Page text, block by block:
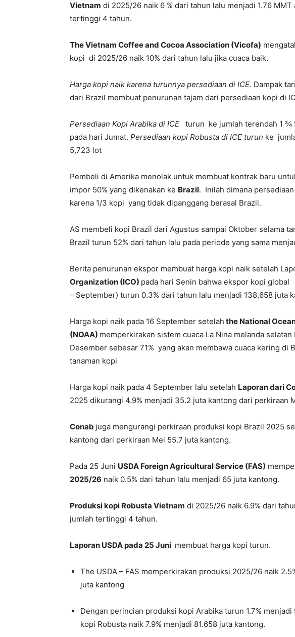
Vietnam di 2025/26 naik 6 % dari tahun lalu menjadi 1.76
tertinggi 4 tahun.
The Vietnam Coffee and Cocoa Association (Vicofa)
kopi di 2025/26 naik 10% dari tahun lalu jika cuaca baik.
Harga kopi naik karena turunnya persediaan di ICE. Dampak
dari Brazil membuat penurunan tajam dari persediaan kopi di
Persediaan Kopi Arabika di ICE
turun ke jumlah terendah 1 ¾
pada hari Jumat. Persediaan kopi Robusta di ICE turun ke
5,723 lot
Pembeli di Amerika menolak untuk membuat kontrak baru
impor 50% yang dikenakan ke Brazil. Inilah dimana
karena 1/3 kopi yang tidak dipanggang berasal Brazil.
AS membeli kopi Brazil dari Agustus sampai Oktober selama
Brazil turun 52% dari tahun lalu pada periode yang sama
Berita penurunan ekspor membuat harga kopi naik setelah
Organization (ICO) pada hari Senin bahwa ekspor kopi
– September) turun 0.3% dari tahun lalu menjadi 138,658 juta
Harga kopi naik pada 16 September setelah the National
(NOAA) memperkirakan sistem cuaca La Nina melanda
Desember sebesar 71% yang akan membawa cuaca kering di
tanaman kopi
Harga kopi naik pada 4 September lalu setelah Laporan dari
2025 dikurangi 4.9% menjadi 35.2 juta kantong dari perkiraan
Conab juga mengurangi perkiraan produksi kopi Brazil 2025
kantong dari perkiraan Mei 55.7 juta kantong.
Pada 25 Juni USDA Foreign Agricultural Service (FAS)
2025/26 naik 0.5% dari tahun lalu menjadi 65 juta kantong.
Produksi kopi Robusta Vietnam di 2025/26 naik 6.9% dari
jumlah tertinggi 4 tahun.
Laporan USDA pada 25 Juni membuat harga kopi turun.
The USDA – FAS memperkirakan produksi 2025/26 naik
juta kantong
Dengan perincian produksi kopi Arabika turun 1.7%
kopi Robusta naik 7.9% menjadi 81.658 juta kantong.